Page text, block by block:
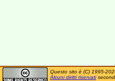
Questo sito è (C) 1995-
Alcuni diritti riservati